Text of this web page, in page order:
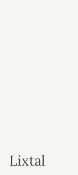
Lixtal